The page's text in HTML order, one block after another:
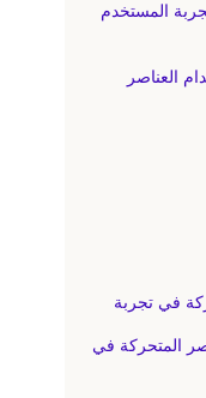
المستخدم
العناصر
في تجربة
المتحركة في